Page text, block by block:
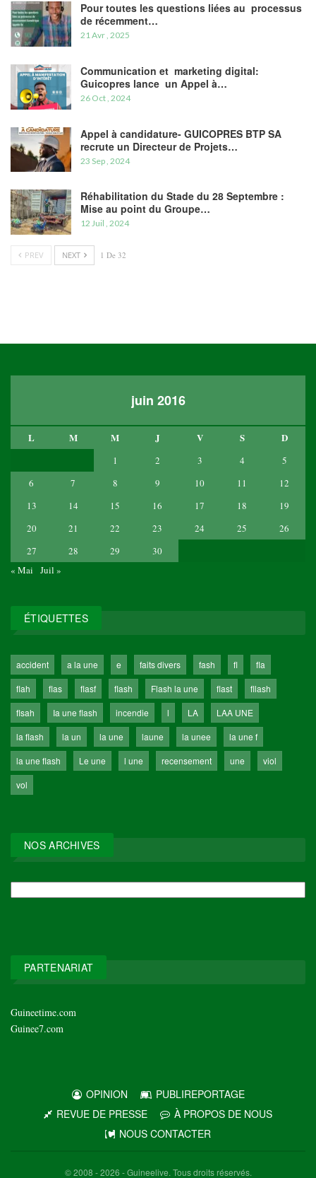
Pour toutes les questions liées au processus
de récemment…
21 Avr , 2025
Communication et marketing digital:
Guicopres lance un Appel à…
26 Oct , 2024
Appel à candidature- GUICOPRES BTP SA
recrute un Directeur de Projets…
23 Sep , 2024
Réhabilitation du Stade du 28 Septembre :
Mise au point du Groupe…
12 Juil , 2024
PREV NEXT 1 De 32
juin 2016
L M M J V S D
1 2 3 4
5
6
7 8 9 10 11
12
13
14 15 16 17 18
19
20
21 22 23 24 25
26
27
28 29
30
« Mai
Juil »
ÉTIQUETTES
accident a la une e faits divers fash fl
fla
flah
flas flasf flash Flash la une flast
fllash
flsah
Ia une flash incendie l LA
LAA UNE
la flash
la un la une laune la unee
la une f
la une flash
Le une l une recensement une
viol
vol
NOS ARCHIVES
PARTENARIAT
Guineetime.com
Guinee7.com
OPINION
PUBLIREPORTAGE
REVUE DE PRESSE
À PROPOS DE NOUS
NOUS CONTACTER
© 2008 - 2026 - Guineelive. Tous droits réservés.